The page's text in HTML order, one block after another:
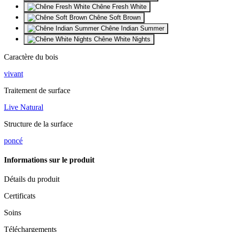
Chêne Fresh White
Chêne Soft Brown
Chêne Indian Summer
Chêne White Nights
Caractère du bois
vivant
Traitement de surface
Live Natural
Structure de la surface
poncé
Informations sur le produit
Détails du produit
Certificats
Soins
Téléchargements